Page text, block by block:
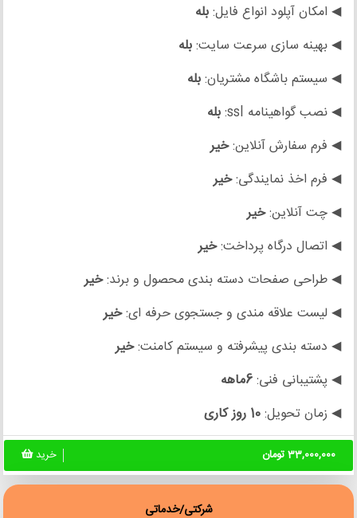
◀ امکان آپلود انواع فایل:بله
◀ بهینه سازی سرعت سایت:بله
◀ سیستم باشگاه مشتریان:بله
◀ نصب گواهینامه ssl:
بله
◀ فرم سفارش آنلاین:خیر
◀ فرم اخذ نمایندگی:خیر
◀ چت آنلاین:خیر
◀ اتصال درگاه پرداخت:خیر
◀ طراحی صفحات دسته بندی محصول و برند:خیر
◀ لیست علاقه مندی و جستجوی حرفه ای:خیر
◀ دسته بندی پیشرفته و سیستم کامنت:خیر
◀ پشتیبانی فنی:6ماهه
◀ زمان تحویل:10 روز کاری
33,000,000 تومان خرید
شرکتی/خدماتی